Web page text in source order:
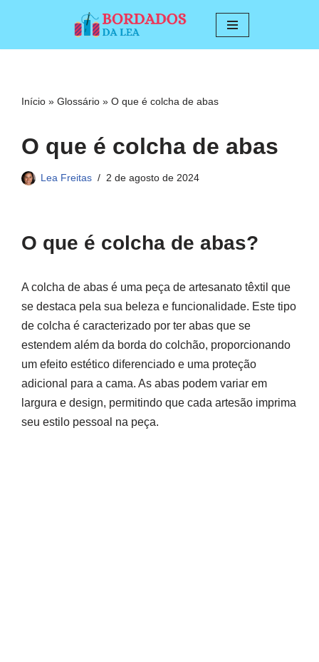
conteúdo
Início » Glossário » O que é colcha de abas
O que é colcha de abas
Lea Freitas 2 de agosto de 2024
O que é colcha de abas?
A colcha de abas é uma peça de artesanato têxtil que
se destaca pela sua beleza e funcionalidade. Este tipo
de colcha é caracterizado por ter abas que se
estendem além da borda do colchão, proporcionando
um efeito estético diferenciado e uma proteção
adicional para a cama. As abas podem variar em
largura e design, permitindo que cada artesão imprima
seu estilo pessoal na peça.